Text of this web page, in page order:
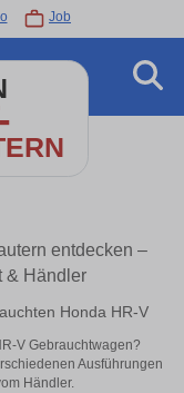
Job
entdecken –
& Händler
Honda HR-V
V Gebrauchtwagen?
Ausführungen
Händler.